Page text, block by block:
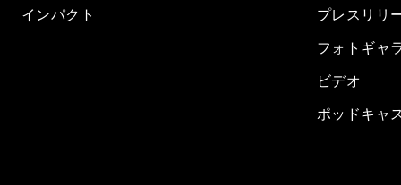
インパクト
プレスリリ
フォトギャ
ビデオ
ポッドキャ